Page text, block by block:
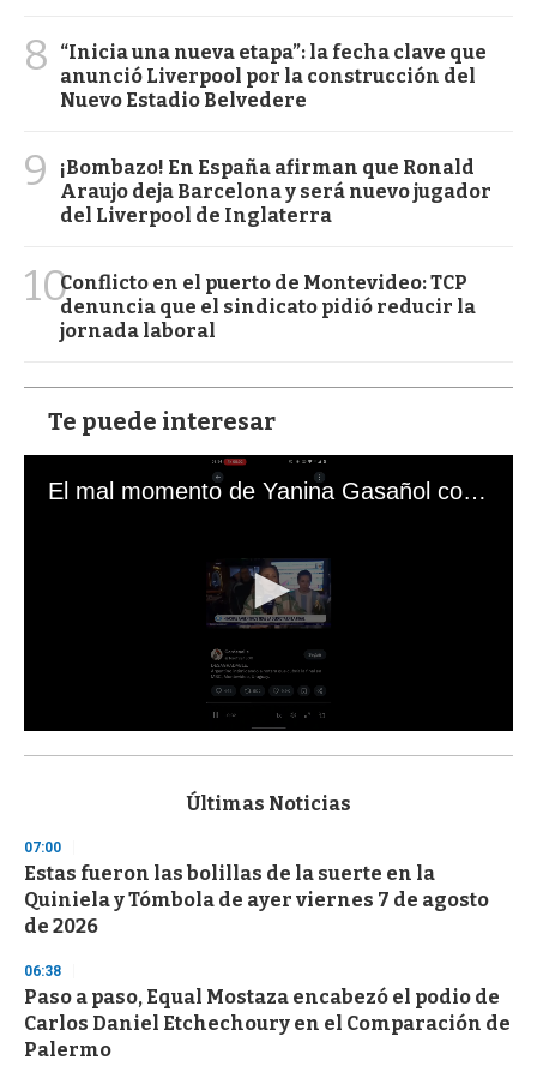
8
“Inicia una nueva etapa”: la fecha clave que
anunció Liverpool por la construcción del
Nuevo Estadio Belvedere
9
¡Bombazo! En España afirman que Ronald
Araujo deja Barcelona y será nuevo jugador
del Liverpool de Inglaterra
10Conflicto en el puerto de Montevideo: TCP
denuncia que el sindicato pidió reducir la
jornada laboral
Te puede interesar
El mal momento de Yanina Gasañol con un hincha argentino en "Subrayado"
s
d
s
o
f
3
s
e
c
o
n
Últimas Noticias
07:00
Estas fueron las bolillas de la suerte en la
Quiniela y Tómbola de ayer viernes 7 de agosto
de 2026
06:38
Paso a paso, Equal Mostaza encabezó el podio de
Carlos Daniel Etchechoury en el Comparación de
Palermo